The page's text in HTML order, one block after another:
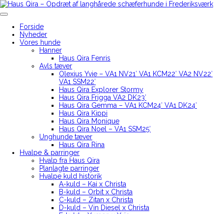
Skip
to
Forside
Nyheder
Vores hunde
Hanner
Haus Qira Fenris
Avls tæver
Olexius Yvie – VA1 NV21′ VA1 KCM22′ VA2 NV22′
VA1 SSM22′
Haus Qira Explorer Stormy
Haus Qira Frigga VA2 DK23′
Haus Qira Gemma – VA1 KCM24′ VA1 DK24′
Haus Qira Kippi
Haus Qira Monique
Haus Qira Noel – VA1 SSM25′
Unghunde tæver
Haus Qira Rina
Hvalpe & parringer
Hvalp fra Haus Qira
Planlagte parringer
Hvalpe kuld historik
A-kuld – Kai x Christa
B-kuld – Orbit x Christa
C-kuld – Zitan x Christa
D-kuld – Vin Diesel x Christa